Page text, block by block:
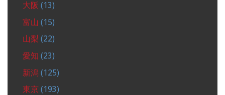
大阪 (13)
富山 (15)
山梨 (22)
愛知 (23)
新潟 (125)
東京 (193)